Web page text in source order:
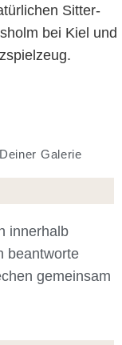
Galerie
innerhalb
beantworte
gemeinsam